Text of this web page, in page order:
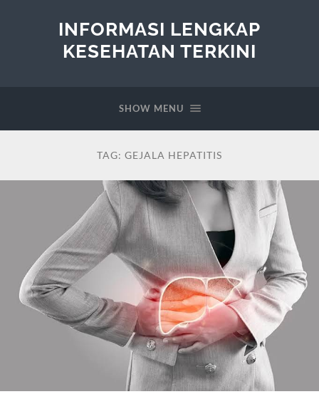
INFORMASI LENGKAP
KESEHATAN TERKINI
SHOW MENU
TAG: GEJALA HEPATITIS